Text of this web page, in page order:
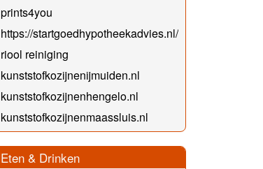
prints4you
https://startgoedhypotheekadvies.nl/
riool reiniging
kunststofkozijnenijmuiden.nl
kunststofkozijnenhengelo.nl
kunststofkozijnenmaassluis.nl
Eten & Drinken